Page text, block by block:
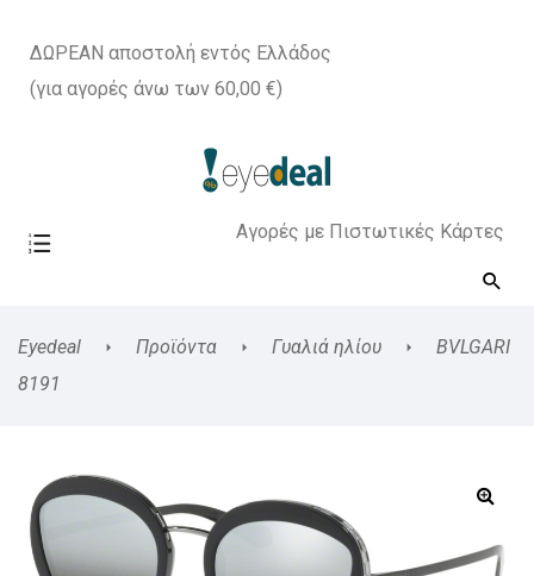
ΔΩΡΕΑΝ αποστολή εντός Ελλάδος
(για αγορές άνω των 60,00 €)
Αγορές με Πιστωτικές Κάρτες
Eyedeal Προϊόντα Γυαλιά ηλίου
BVLGARI
8191